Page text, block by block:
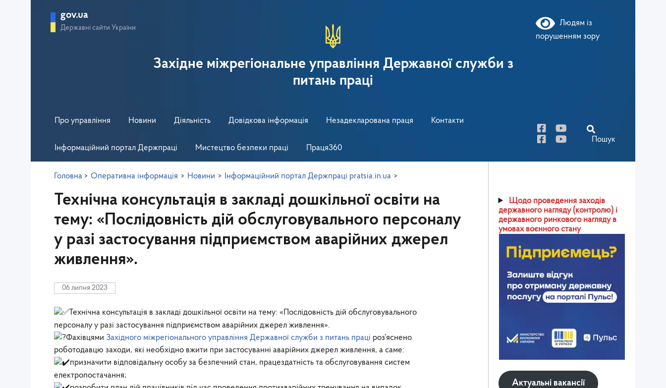
gov.ua
Державні сайти України
Людям із
порушенням зору
Західне міжрегіональне управління Державної служби з
питань праці
Про управління Новини Діяльність Довідкова інформація Незадекларована праця Контакти
Інформаційний портал Держпраці Мистецтво безпеки праці Праця360
Пошук
Головна > Оперативна інформація > Новини > Інформаційний портал Держпраці pratsia.in.ua >
Технічна консультація в закладі дошкільної освіти на
тему: «Послідовність дій обслуговувального персоналу
у разі застосування підприємством аварійних джерел
живлення».
06 липня 2023
Технічна консультація в закладі дошкільної освіти на тему: «Послідовність дій обслуговувального
персоналу у разі застосування підприємством аварійних джерел живлення».
Фахівцями Західного міжрегіонального управління Державної служби з питань праці роз’яснено
роботодавцю заходи, які необхідно вжити при застосуванні аварійних джерел живлення, а саме:
призначити відповідальну особу за безпечний стан, працездатність та обслуговування систем
електропостачання;
Щодо проведення заходів
державного нагляду (контролю) і
державного ринкового нагляду в
умовах воєнного стану
Актуальні вакансії